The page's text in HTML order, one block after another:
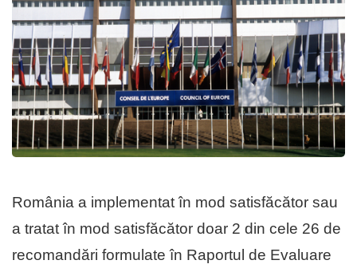
România a implementat în mod satisfăcător sau
a tratat în mod satisfăcător doar 2 din cele 26 de
recomandări formulate în Raportul de Evaluare